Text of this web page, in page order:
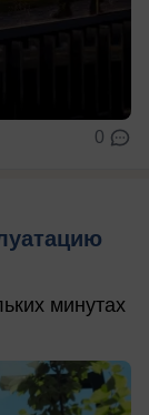
0
минутах